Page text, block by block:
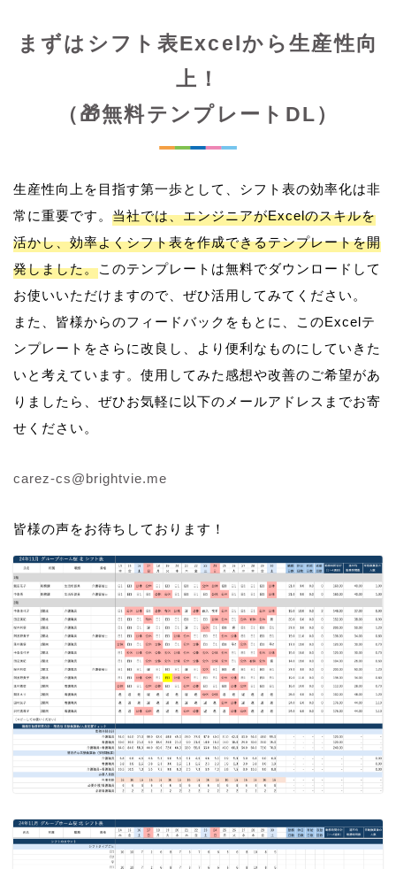
まずはシフト表Excelから生産性向
上！
（🎁無料テンプレートDL）
生産性向上を目指す第一歩として、シフト表の効率化は非
常に重要です。 当社では、エンジニアがExcelのスキルを
活かし、効率よくシフト表を作成できるテンプレートを開
発しました。このテンプレートは無料でダウンロードして
お使いいただけますので、ぜひ活用してみてください。
また、皆様からのフィードバックをもとに、このExcelテ
ンプレートをさらに改良し、より便利なものにしていきた
いと考えています。使用してみた感想や改善のご希望があ
りましたら、ぜひお気軽に以下のメールアドレスまでお寄
せください。
carez-cs@brightvie.me
皆様の声をお待ちしております！